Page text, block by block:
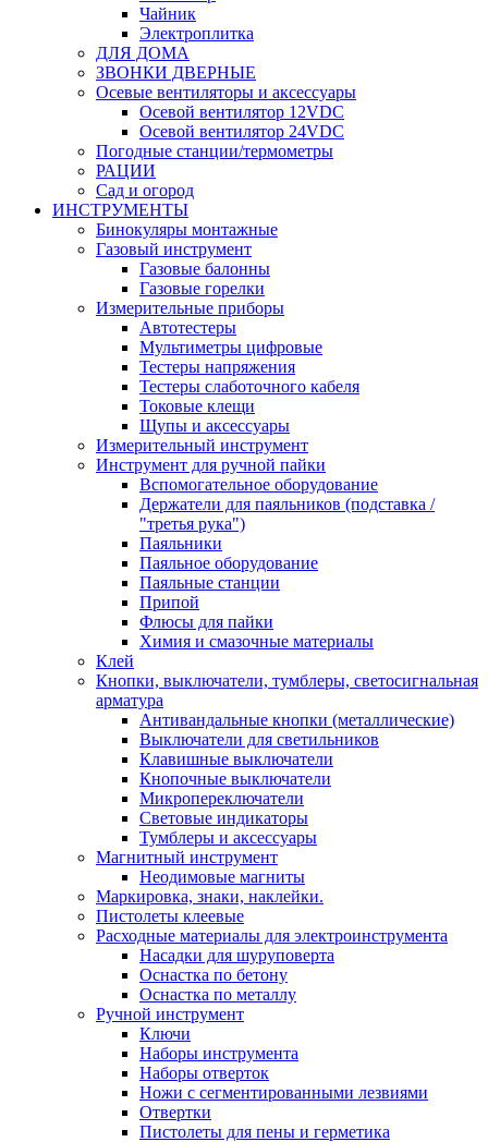
Чайник
Электроплитка
ДЛЯ ДОМА
ЗВОНКИ ДВЕРНЫЕ
Осевые вентиляторы и аксессуары
Осевой вентилятор 12VDC
Осевой вентилятор 24VDC
Погодные станции/термометры
РАЦИИ
Сад и огород
ИНСТРУМЕНТЫ
Бинокуляры монтажные
Газовый инструмент
Газовые балонны
Газовые горелки
Измерительные приборы
Автотестеры
Мультиметры цифровые
Тестеры напряжения
Тестеры слаботочного кабеля
Токовые клещи
Щупы и аксессуары
Измерительный инструмент
Инструмент для ручной пайки
Вспомогательное оборудование
Держатели для паяльников (подставка /
"третья рука")
Паяльники
Паяльное оборудование
Паяльные станции
Припой
Флюсы для пайки
Химия и смазочные материалы
Клей
Кнопки, выключатели, тумблеры, светосигнальная
арматура
Антивандальные кнопки (металлические)
Выключатели для светильников
Клавишные выключатели
Кнопочные выключатели
Микропереключатели
Световые индикаторы
Тумблеры и аксессуары
Магнитный инструмент
Неодимовые магниты
Маркировка, знаки, наклейки.
Пистолеты клеевые
Расходные материалы для электроинструмента
Насадки для шуруповерта
Оснастка по бетону
Оснастка по металлу
Ручной инструмент
Ключи
Наборы инструмента
Наборы отверток
Ножи с сегментированными лезвиями
Отвертки
Пистолеты для пены и герметика